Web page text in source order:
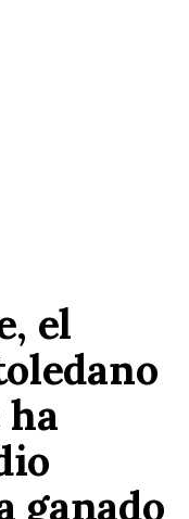
el
ganado